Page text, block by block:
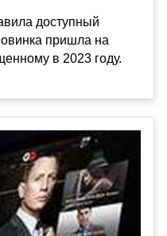
доступный
пришла на
в 2023 году.